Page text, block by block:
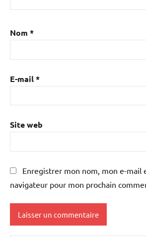
Nom *
E-mail*
Site web
Enregistrer mon nom, mon e-mail
navigateur pour mon prochain